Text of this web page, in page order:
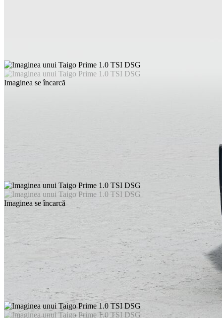
Imaginea se încarcă
Imaginea se încarcă